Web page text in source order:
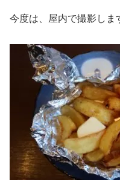
今度は、屋内で撮影しま